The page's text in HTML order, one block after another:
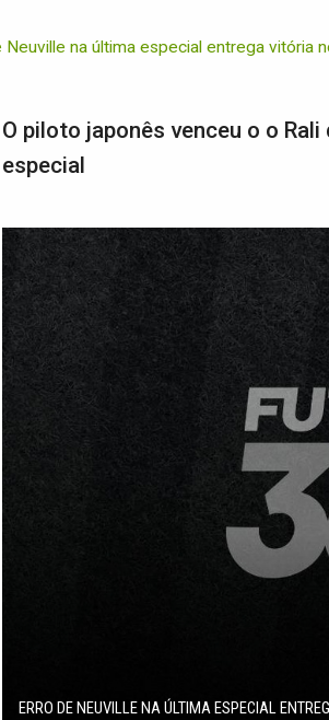
Neuville na última especial entrega vitória
O piloto japonês venceu o o
especial
ERRO DE NEUVILLE NA ÚLTIMA ESPECIAL